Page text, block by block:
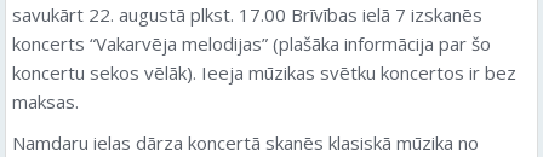
savukārt 22. augustā plkst. 17.00 Brīvības ielā 7 izskanēs
koncerts “Vakarvēja melodijas” (plašāka informācija par šo
koncertu sekos vēlāk). Ieeja mūzikas svētku koncertos ir bez
maksas.
Namdaru ielas dārza koncertā skanēs klasiskā mūzika no